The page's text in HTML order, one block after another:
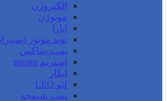
الکتروژن
موتوژن
ابارا
نوید موتور
پمپ پنتاکس
استریم stream
ایکار
لئو LEO
پمپ شیمجه